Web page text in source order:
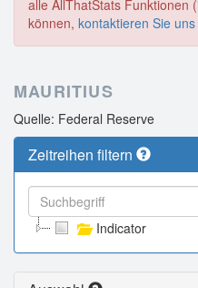
alle AllThatStats Funktionen
können, kontaktieren Sie uns
MAURITIUS
Quelle: Federal Reserve
Zeitreihen filtern
Indicator